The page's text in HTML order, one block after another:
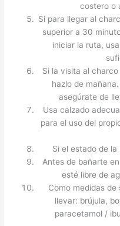
costero o
Si para llegar al
superior a 30
iniciar la ruta,
Si la visita al
hazlo de
asegúrate de
Usa calzado
para el uso del
Si el estado de
Antes de bañarte
esté libre de
Como medidas
llevar: brújula,
paracetamol /